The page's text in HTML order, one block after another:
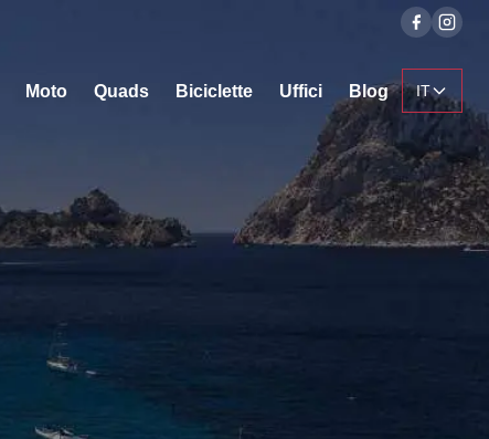
Moto Quads Biciclette Uffici Blog IT